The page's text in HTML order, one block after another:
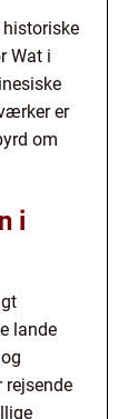
Wat i
er
om
i
lande
rejsende